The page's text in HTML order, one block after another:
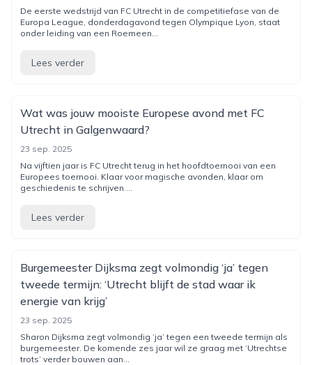
De eerste wedstrijd van FC Utrecht in de competitiefase van de
Europa League, donderdagavond tegen Olympique Lyon, staat
onder leiding van een Roemeen...
Lees verder
Wat was jouw mooiste Europese avond met FC
Utrecht in Galgenwaard?
23 sep. 2025
Na vijftien jaar is FC Utrecht terug in het hoofdtoernooi van een
Europees toernooi. Klaar voor magische avonden, klaar om
geschiedenis te schrijven....
Lees verder
Burgemeester Dijksma zegt volmondig ‘ja’ tegen
tweede termijn: ‘Utrecht blijft de stad waar ik
energie van krijg’
23 sep. 2025
Sharon Dijksma zegt volmondig ‘ja’ tegen een tweede termijn als
burgemeester. De komende zes jaar wil ze graag met ‘Utrechtse
trots’ verder bouwen aan...